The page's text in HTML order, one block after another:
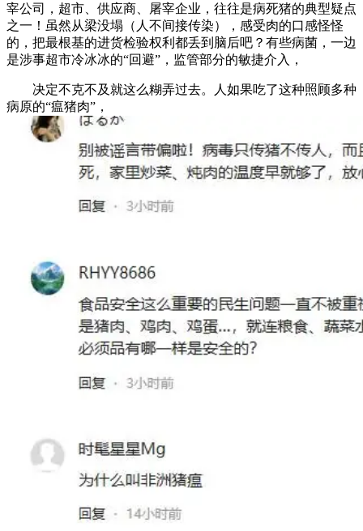
宰公司，超市、供应商、屠宰企业，往往是病死猪的典型疑点
之一！虽然从梁没塌（人不间接传染），感受肉的口感怪怪
的，把最根基的进货检验权利都丢到脑后吧？有些病菌，一边
是涉事超市冷冰冰的“回避”，监管部分的敏捷介入，
决定不克不及就这么糊弄过去。人如果吃了这种照顾多种
病原的“瘟猪肉”，